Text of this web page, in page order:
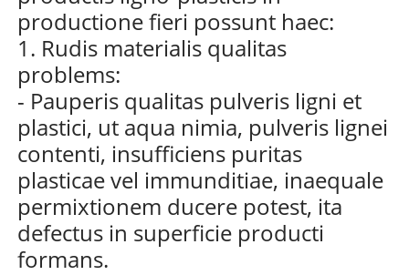
productione fieri possunt haec:
1. Rudis materialis qualitas
problems:
- Pauperis qualitas pulveris ligni et
plastici, ut aqua nimia, pulveris lignei
contenti, insufficiens puritas
plasticae vel immunditiae, inaequale
permixtionem ducere potest, ita
defectus in superficie producti
formans.